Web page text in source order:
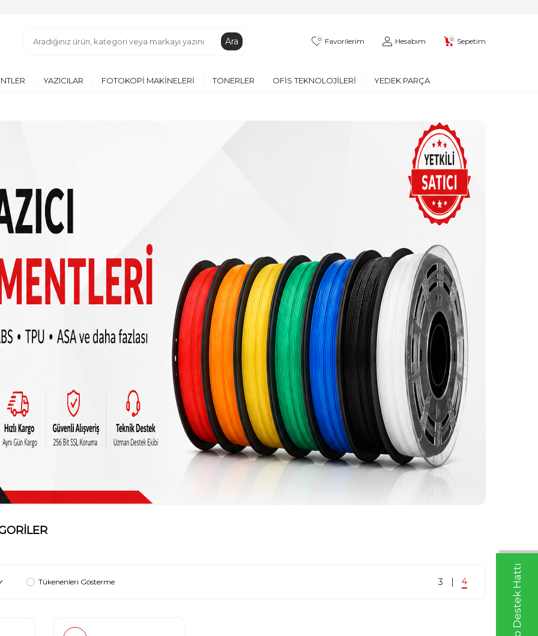
Ara 0 Favorilerim Hesabım 0 Sepetim
YAZICILAR FOTOKOPI MAKINELERI TONERLER OFIS TEKNOLOJILERI YEDEK PARÇA
Tükenenleri Gösterme 3 4